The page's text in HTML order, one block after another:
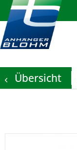
Übersicht